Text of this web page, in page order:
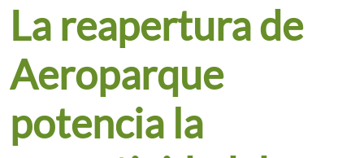
La reapertura de
Aeroparque
potencia la